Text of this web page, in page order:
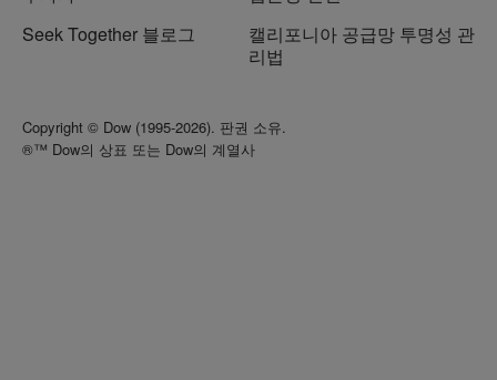
Seek Together 블로그
캘리포니아 공급망 투명성 관
리법
Copyright © Dow (1995-2026). 판권 소유.
®™ Dow의 상표 또는 Dow의 계열사